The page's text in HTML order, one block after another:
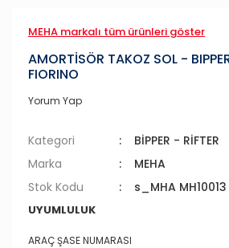
MEHA markalı tüm ürünleri göster
AMORTİSÖR TAKOZ SOL -
FIORINO
Yorum Yap
Kategori
BİPPER - RİFTER
Marka
MEHA
Stok Kodu
s_MHA MH10013
UYUMLULUK
ARAÇ ŞASE NUMARASI